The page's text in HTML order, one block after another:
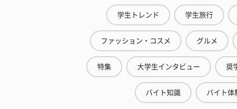
学生トレンド 学生旅行
ファッション・コスメ グルメ
特集 大学生インタビュー 奨
バイト知識 バイト体